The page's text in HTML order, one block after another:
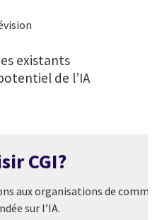
existants
de l’IA
CGI?
aux organisations de
sur l’IA.